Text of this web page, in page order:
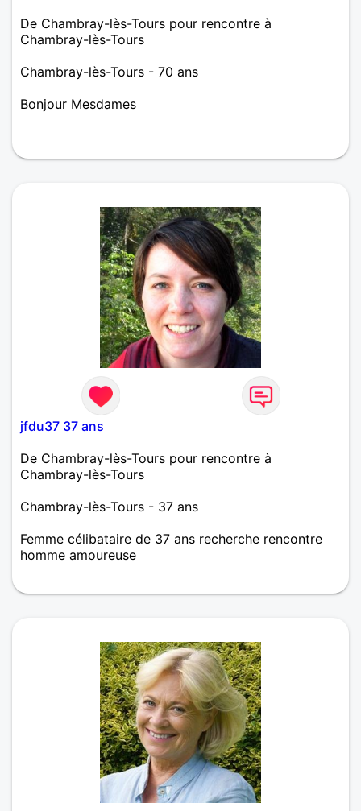
De Chambray-lès-Tours pour rencontre à
Chambray-lès-Tours
Chambray-lès-Tours - 70 ans
Bonjour Mesdames
jfdu37 37 ans
De Chambray-lès-Tours pour rencontre à
Chambray-lès-Tours
Chambray-lès-Tours - 37 ans
Femme célibataire de 37 ans recherche rencontre
homme amoureuse
générale, le sport, repas entre amis, natation, la